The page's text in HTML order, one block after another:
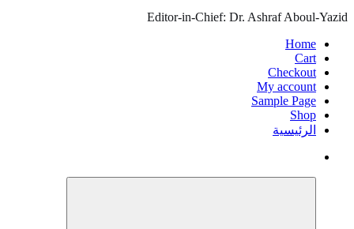
Editor-in-Chief: Dr. Ashraf Aboul-Yazid
Home
Cart
Checkout
My account
Sample Page
Shop
الرئيسية